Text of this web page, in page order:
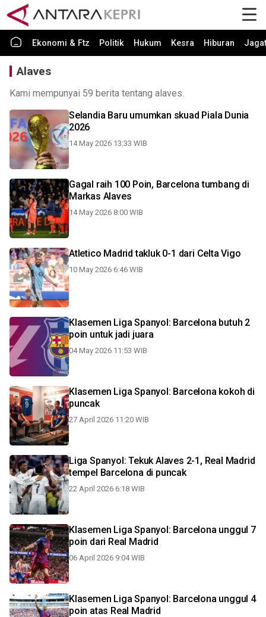
Ekonomi & Ftz Politik Hukum Kesra Hiburan Jagat
Alaves
Kami mempunyai 59 berita tentang alaves.
Selandia Baru umumkan skuad Piala Dunia
2026
14 May 2026 13:33 WIB
Gagal raih 100 Poin, Barcelona tumbang di
Markas Alaves
14 May 2026 8:00 WIB
Atletico Madrid takluk 0-1 dari Celta Vigo
10 May 2026 6:46 WIB
Klasemen Liga Spanyol: Barcelona butuh 2
poin untuk jadi juara
04 May 2026 11:53 WIB
Klasemen Liga Spanyol: Barcelona kokoh di
puncak
27 April 2026 11:20 WIB
Liga Spanyol: Tekuk Alaves 2-1, Real Madrid
tempel Barcelona di puncak
22 April 2026 6:18 WIB
Klasemen Liga Spanyol: Barcelona unggul 7
poin dari Real Madrid
06 April 2026 9:04 WIB
Klasemen Liga Spanyol: Barcelona unggul 4
poin atas Real Madrid